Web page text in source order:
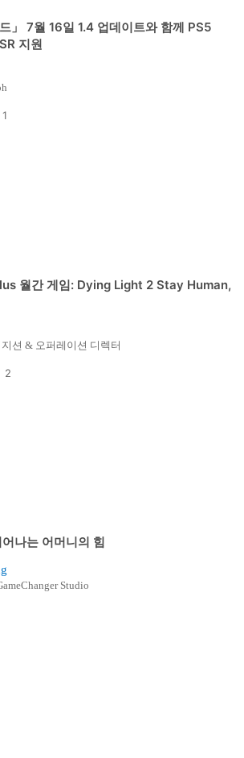
」 7월 16일 1.4 업데이트와 함께 PS5
지원
1
월간 게임: Dying Light 2 Stay Human,
션 & 오퍼레이션 디렉터
2
나는 어머니의 힘
Studio